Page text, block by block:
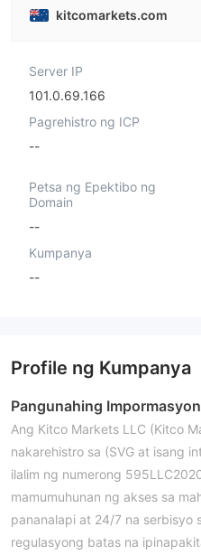
kitcomarkets.com
Server IP
101.0.69.166
Pagrehistro ng ICP
--
Petsa ng Epektibo ng
Domain
--
Kumpanya
--
Profile ng Kumpanya
Pangunahing
Ang Kitco Markets LLC (Kitco
nakarehistro sa (SVG at isang
ilalim ng numerong
mamumuhunan ng akses sa
pananalapi at 24/7 na serbisyo
regulasyong batas na